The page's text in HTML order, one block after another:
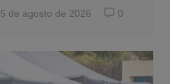
5 de agosto de 2026 0